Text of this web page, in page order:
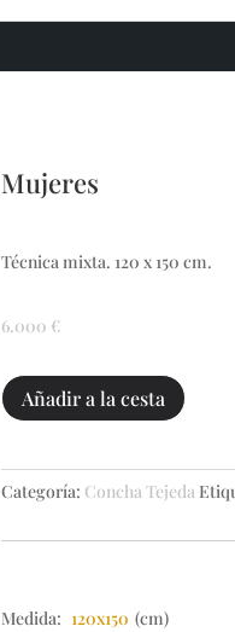
Mujeres
Técnica mixta. 120 x 150 cm.
6.000 €
Mujeres
cantidad
Añadir a la cesta
Categoría: Concha Tejeda
Medida: 120x150 (cm)